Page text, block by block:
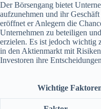
Der Börsengang bietet
aufzunehmen und ihr
eröffnet er Anlegern die
Unternehmen zu beteiligen
erzielen. Es ist jedoch wichtig
in den Aktienmarkt mit
Investoren ihre
Wichtige